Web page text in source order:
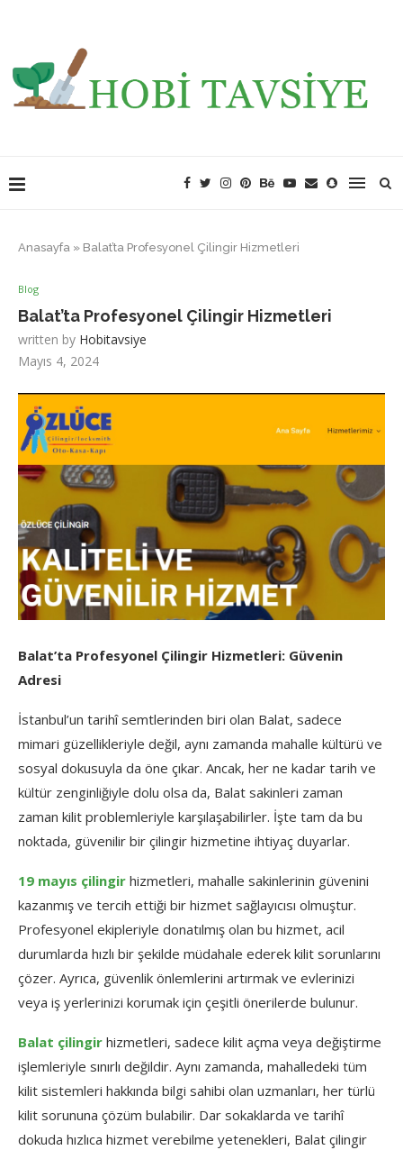
Anasayfa » Balat’ta Profesyonel Çilingir Hizmetleri
Blog
Balat’ta Profesyonel Çilingir Hizmetleri
written by Hobitavsiye
Mayıs 4, 2024
Balat’ta Profesyonel Çilingir Hizmetleri: Güvenin
Adresi
İstanbul’un tarihî semtlerinden biri olan Balat, sadece
mimari güzellikleriyle değil, aynı zamanda mahalle kültürü ve
sosyal dokusuyla da öne çıkar. Ancak, her ne kadar tarih ve
kültür zenginliğiyle dolu olsa da, Balat sakinleri zaman
zaman kilit problemleriyle karşılaşabilirler. İşte tam da bu
noktada, güvenilir bir çilingir hizmetine ihtiyaç duyarlar.
19 mayıs çilingir hizmetleri, mahalle sakinlerinin güvenini
kazanmış ve tercih ettiği bir hizmet sağlayıcısı olmuştur.
Profesyonel ekipleriyle donatılmış olan bu hizmet, acil
durumlarda hızlı bir şekilde müdahale ederek kilit sorunlarını
çözer. Ayrıca, güvenlik önlemlerini artırmak ve evlerinizi
veya iş yerlerinizi korumak için çeşitli önerilerde bulunur.
Balat çilingir hizmetleri, sadece kilit açma veya değiştirme
işlemleriyle sınırlı değildir. Aynı zamanda, mahalledeki tüm
kilit sistemleri hakkında bilgi sahibi olan uzmanları, her türlü
kilit sorununa çözüm bulabilir. Dar sokaklarda ve tarihî
dokuda hızlıca hizmet verebilme yetenekleri, Balat çilingir